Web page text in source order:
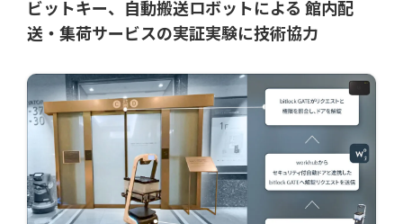
ビットキー、自動搬送ロボットによる 館内配
送・集荷サービスの実証実験に技術協力